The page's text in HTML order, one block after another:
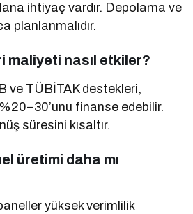
ihtiyaç vardır. Depolama ve
planlanmalıdır.
maliyeti nasıl etkiler?
ve TÜBİTAK destekleri,
finanse edebilir.
süresini kısaltır.
üretimi daha mı
yüksek verimlilik